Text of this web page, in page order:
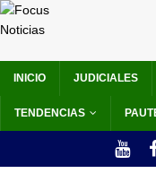
INICIO JUDICIALES
TENDENCIAS